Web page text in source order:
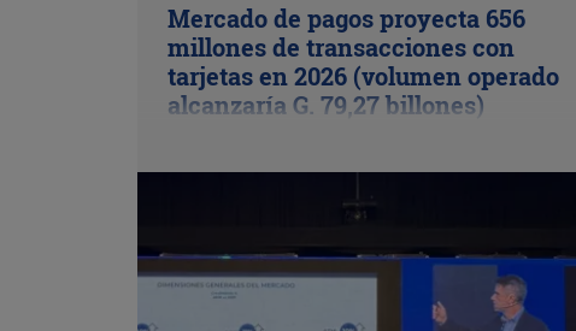
Mercado de pagos proyecta 656
millones de transacciones con
tarjetas en 2026 (volumen operado
alcanzaría G. 79,27 billones)